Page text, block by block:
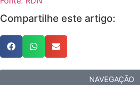
Compartilhe este artigo:
NAVEGAÇÃO